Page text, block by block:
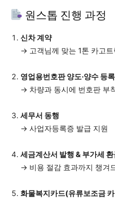
원스톱 진행 과정
신차 계약
→ 고객님께 맞는 1톤 카고트
영업용번호판 양도·양수 등록
→ 차량과 동시에 번호판 부
세무서 동행
→ 사업자등록증 발급 지원
세금계산서 발행 & 부가세
→ 비용 절감 효과까지 챙겨
화물복지카드(유류보조금